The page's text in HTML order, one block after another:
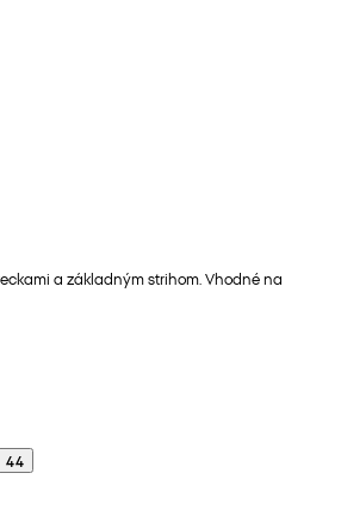
a základným strihom. Vhodné na
44